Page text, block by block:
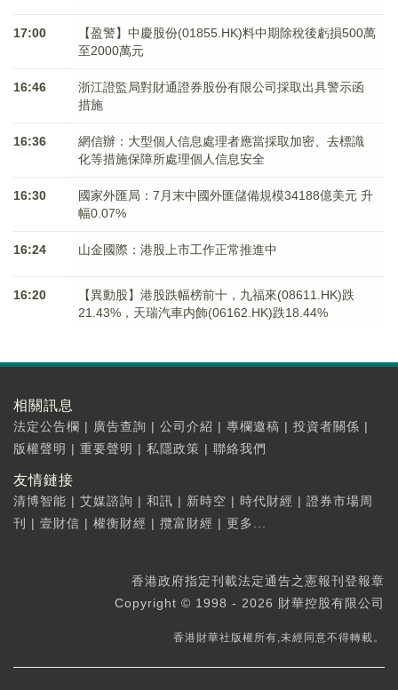
17:00
【盈警】中慶股份(01855.HK)料中期除稅後虧損500萬
至2000萬元
16:46
浙江證監局對財通證券股份有限公司採取出具警示函
措施
16:36
網信辦：大型個人信息處理者應當採取加密、去標識
化等措施保障所處理個人信息安全
16:30
國家外匯局：7月末中國外匯儲備規模34188億美元 升
幅0.07%
16:24 山金國際：港股上市工作正常推進中
16:20
【異動股】港股跌幅榜前十，九福來(08611.HK)跌
21.43%，天瑞汽車内飾(06162.HK)跌18.44%
相關訊息
法定公告欄 | 廣告查詢 | 公司介紹 | 專欄邀稿 | 投資者關係 |
版權聲明 | 重要聲明 | 私隱政策 | 聯絡我們
友情鏈接
清博智能 | 艾媒諮詢 | 和訊 | 新時空 | 時代財經 | 證券市場周
刊
| 壹財信 | 權衡財經 | 攬富財經 | 更多...
香港政府指定刊載法定通告之憲報刊登報章
Copyright © 1998 - 2026 財華控股有限公司
香港財華社版權所有,未經同意不得轉載。